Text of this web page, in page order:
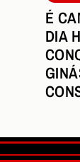
É
DIA